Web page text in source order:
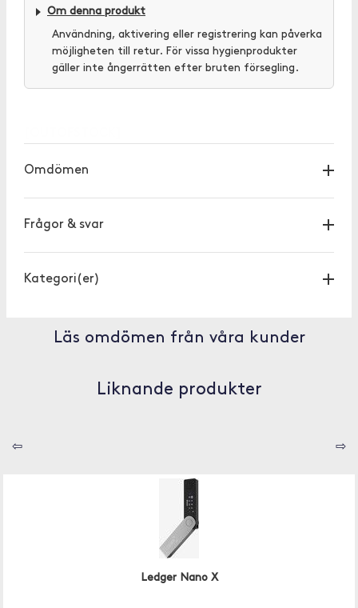
Om denna produkt
Användning, aktivering eller registrering kan påverka
möjligheten till retur. För vissa hygienprodukter
gäller inte ångerrätten efter bruten försegling.
Omdömen
Frågor & svar
Kategori(er)
Läs omdömen från våra kunder
Liknande produkter
⇦ ⇨
Ledger Nano X